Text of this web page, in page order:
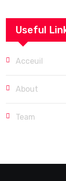
Useful
Acceuil
About
Team